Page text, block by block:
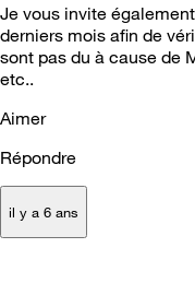
Je vous invite
derniers mois afin de
sont pas du à cause de
etc..
Aimer
Répondre
il y a 6 ans